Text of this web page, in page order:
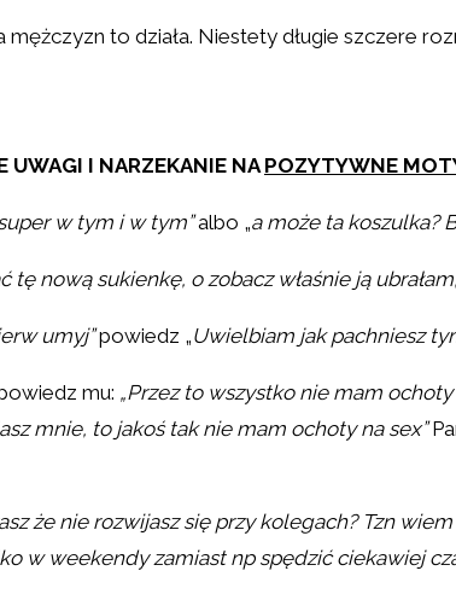
to działa. Niestety długie szczere
UWAGI I NARZEKANIE NAPOZYTYWNE
w tym i w tym”albo „a może ta koszulka?
tę nową sukienkę, o zobacz właśnie ją
umyj”powiedz „Uwielbiam jak pachniesz
mu: „Przez to wszystko nie mam ochoty
mnie, to jakoś tak nie mam ochoty na sex”
że nie rozwijasz się przy kolegach? Tzn
w weekendy zamiast np spędzić ciekawiej